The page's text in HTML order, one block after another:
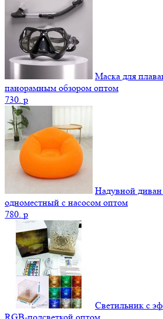
Маска для
панорамным обзором оптом
730. p
Надувной
одноместный с насосом оптом
780. p
Светильник с